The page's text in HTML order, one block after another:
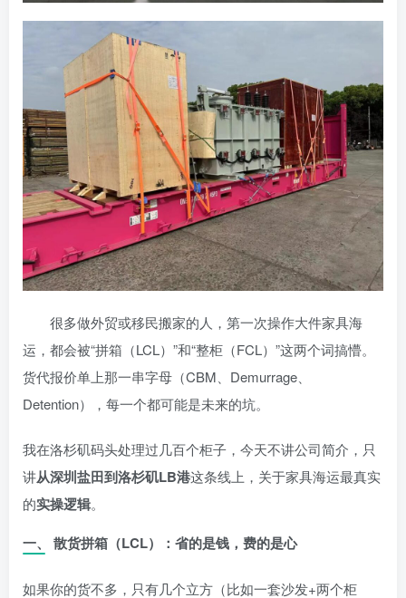
很多做外贸或移民搬家的人，第一次操作大件家具海
运，都会被“拼箱（LCL）”和“整柜（FCL）”这两个词搞懵。
货代报价单上那一串字母（CBM、Demurrage、
Detention），每一个都可能是未来的坑。
我在洛杉矶码头处理过几百个柜子，今天不讲公司简介，只
讲从深圳盐田到洛杉矶LB港这条线上，关于家具海运最真实
的实操逻辑。
一、 散货拼箱（LCL）：省的是钱，费的是心
如果你的货不多，只有几个立方（比如一套沙发+两个柜